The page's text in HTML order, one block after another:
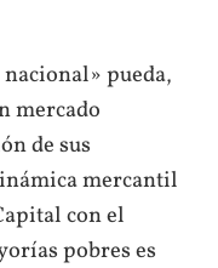
pueda,
mercado
de sus
mercantil
con el
pobres es